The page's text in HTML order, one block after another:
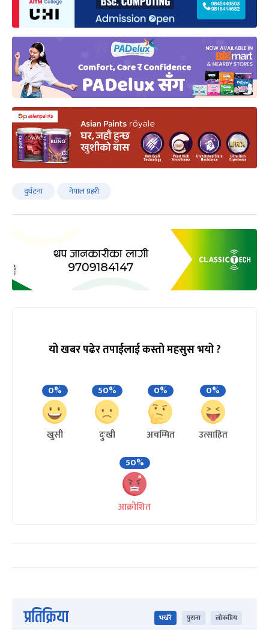
दुर्घटना नेपाल प्रहरी
यो खबर पढेर तपाईलाई कस्तो महसुस भयो ?
0%
खुसी
50%
दुःखी
0%
अचम्मित
0%
उत्साहित
50%
आक्रोशित
प्रतिक्रिया भर्खरै पुराना लोकप्रिय